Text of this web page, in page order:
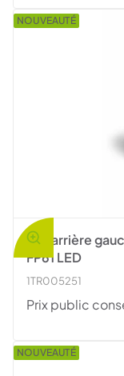
Feu arrière
FP61 LED
1TR005251
Prix public
NOUVEAUTÉ
NOUVEAUTÉ